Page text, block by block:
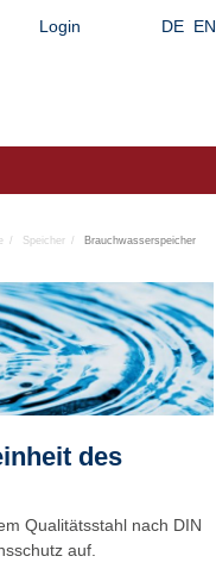
DE EN
Login
Speicher Brauchwasserspeicher
des
Qualitätsstahl nach DIN
auf.